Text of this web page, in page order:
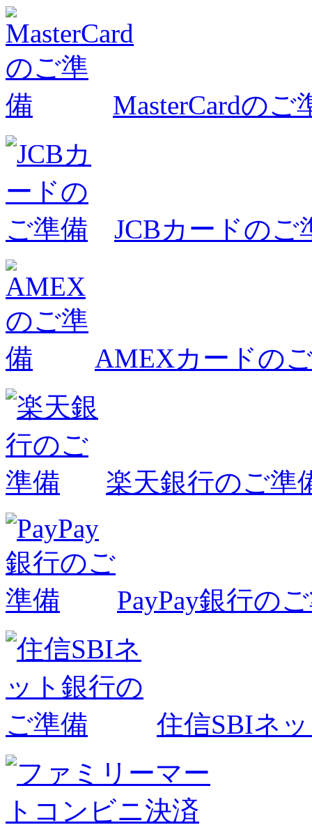
MasterCardのご
JCBカードのご
AMEXカードの
楽天銀行のご準
PayPay銀行の
住信SBIネ